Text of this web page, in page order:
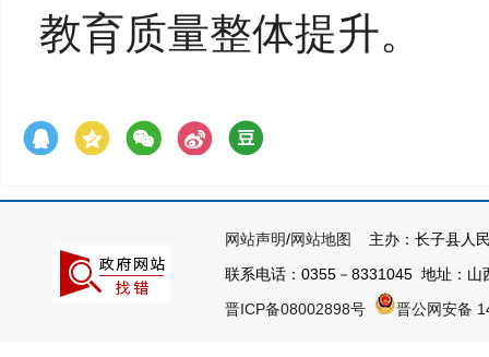
教育质量整体提升。
网站声明/网站地图
主办：长子县人
联系电话：0355－8331045 地址：
晋ICP备08002898号
晋公网安备